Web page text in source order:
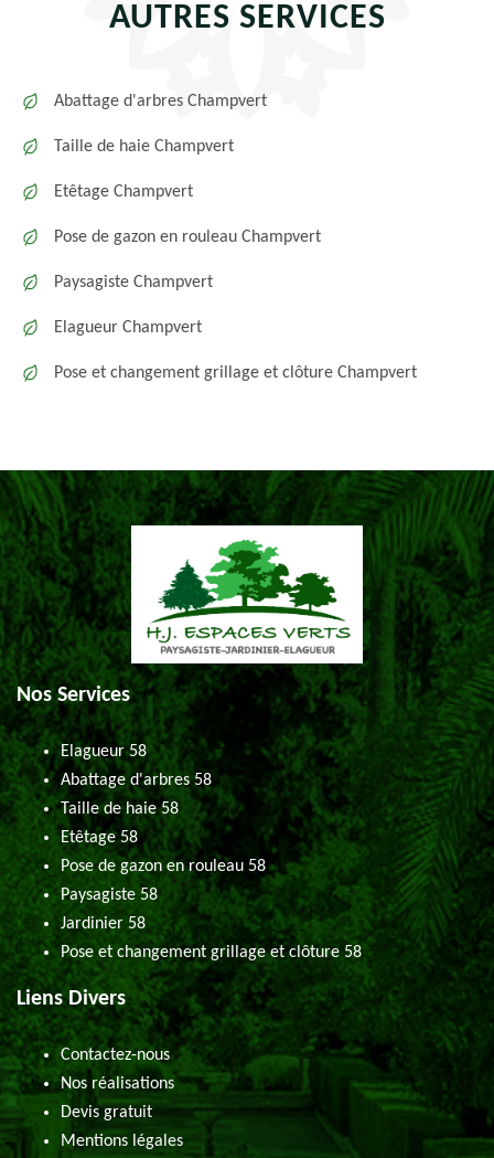
AUTRES SERVICES
Abattage d'arbres Champvert
Taille de haie Champvert
Etêtage Champvert
Pose de gazon en rouleau Champvert
Paysagiste Champvert
Elagueur Champvert
Pose et changement grillage et clôture Champvert
Nos Services
Elagueur 58
Abattage d'arbres 58
Taille de haie 58
Etêtage 58
Pose de gazon en rouleau 58
Paysagiste 58
Jardinier 58
Pose et changement grillage et clôture 58
Liens Divers
Contactez-nous
Nos réalisations
Devis gratuit
Mentions légales